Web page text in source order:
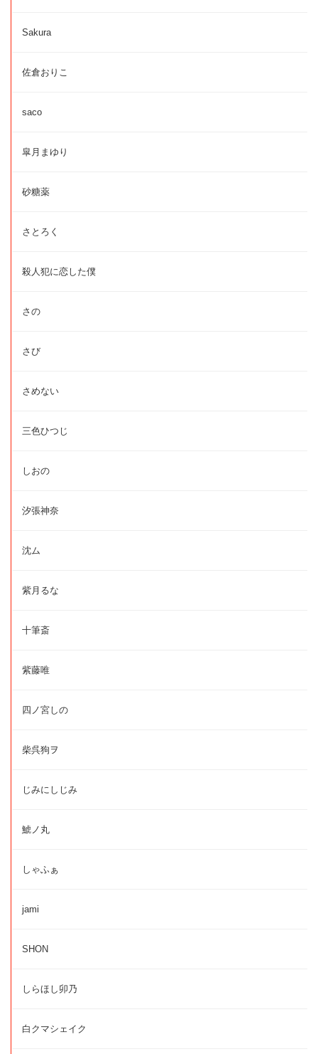
Sakura
佐倉おりこ
saco
皐月まゆり
砂糖薬
さとろく
殺人犯に恋した僕
さの
さび
さめない
三色ひつじ
しおの
汐張神奈
沈ム
紫月るな
十筆斎
紫藤唯
四ノ宮しの
柴呉狗ヲ
じみにしじみ
鯱ノ丸
しゃふぁ
jami
SHON
しらほし卯乃
白クマシェイク